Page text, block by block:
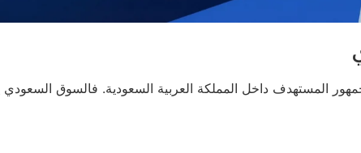
المستهدف داخل المملكة العربية السعودية. فالسوق السعودي